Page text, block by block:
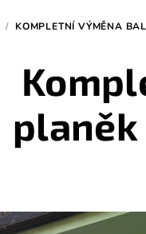
/ KOMPLETNÍ VÝMĚNA